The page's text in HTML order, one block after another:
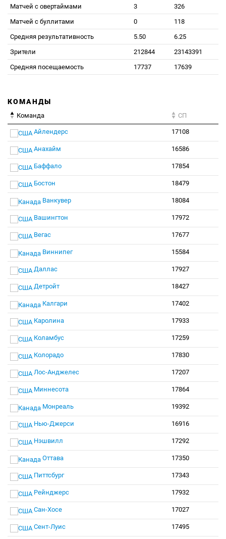
Матчей с овертаймами
3
326
Матчей с буллитами
0
118
Средняя результативность
5.50
6.25
Зрители
212844
23143391
Средняя посещаемость
17737 17639
КОМАНДЫ
Команда СП
Айлендерс 17108
Анахайм 16586
Баффало 17854
Бостон 18479
Ванкувер 18084
Вашингтон 17972
Вегас 17677
Виннипег 15584
Даллас 17927
Детройт 18427
Калгари 17402
Каролина 17933
Коламбус 17259
Колорадо 17830
Лос-Анджелес 17207
Миннесота 17864
Монреаль 19392
Нью-Джерси 16916
Нэшвилл 17292
Оттава 17350
Питтсбург 17343
Рейнджерс 17932
Сан-Хосе 17027
Сент-Луис 17495